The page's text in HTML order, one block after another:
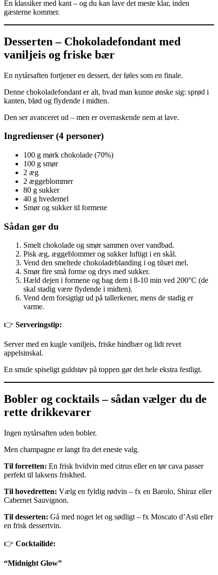
En klassiker med kant – og du kan lave det meste klar, inden
gæsterne kommer.
Desserten – Chokoladefondant med
vaniljeis og friske bær
En nytårsaften fortjener en dessert, der føles som en finale.
Denne chokoladefondant er alt, hvad man kunne ønske sig: sprød i
kanten, blød og flydende i midten.
Den ser avanceret ud – men er overraskende nem at lave.
Ingredienser (4 personer)
100 g mørk chokolade (70%)
100 g smør
2 æg
2 æggeblommer
80 g sukker
40 g hvedemel
Smør og sukker til formene
Sådan gør du
Smelt chokolade og smør sammen over vandbad.
Pisk æg, æggeblommer og sukker luftigt i en skål.
Vend den smeltede chokoladeblanding i og tilsæt mel.
Smør fire små forme og drys med sukker.
Hæld dejen i formene og bag dem i 8-10 min ved 200°C (de
skal stadig være flydende i midten).
Vend dem forsigtigt ud på tallerkener, mens de stadig er
varme.
👉 Serveringstip:
Server med en kugle vaniljeis, friske hindbær og lidt revet
appelsinskal.
En smule spiseligt guldstøv på toppen gør det hele ekstra festligt.
Bobler og cocktails – sådan vælger du de
rette drikkevarer
Ingen nytårsaften uden bobler.
Men champagne er langt fra det eneste valg.
Til forretten: En frisk hvidvin med citrus eller en tør cava passer
perfekt til laksens friskhed.
Til hovedretten: Vælg en fyldig rødvin – fx en Barolo, Shiraz eller
Cabernet Sauvignon.
Til desserten: Gå med noget let og sødligt – fx Moscato d’Asti eller
en frisk dessertvin.
👉 Cocktailidé:
“Midnight Glow”